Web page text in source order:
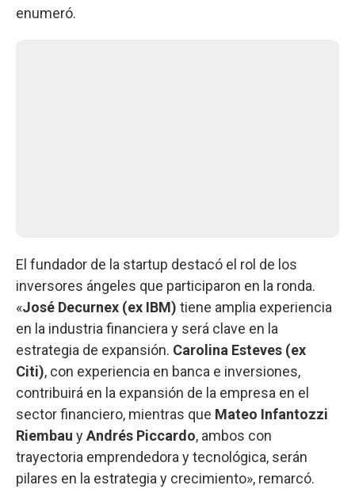
enumeró.
El fundador de la startup destacó el rol de los
inversores ángeles que participaron en la ronda.
«José Decurnex (ex IBM) tiene amplia experiencia
en la industria financiera y será clave en la
estrategia de expansión. Carolina Esteves (ex
Citi), con experiencia en banca e inversiones,
contribuirá en la expansión de la empresa en el
sector financiero, mientras que Mateo Infantozzi
Riembau yAndrés Piccardo, ambos con
trayectoria emprendedora y tecnológica, serán
pilares en la estrategia y crecimiento», remarcó.